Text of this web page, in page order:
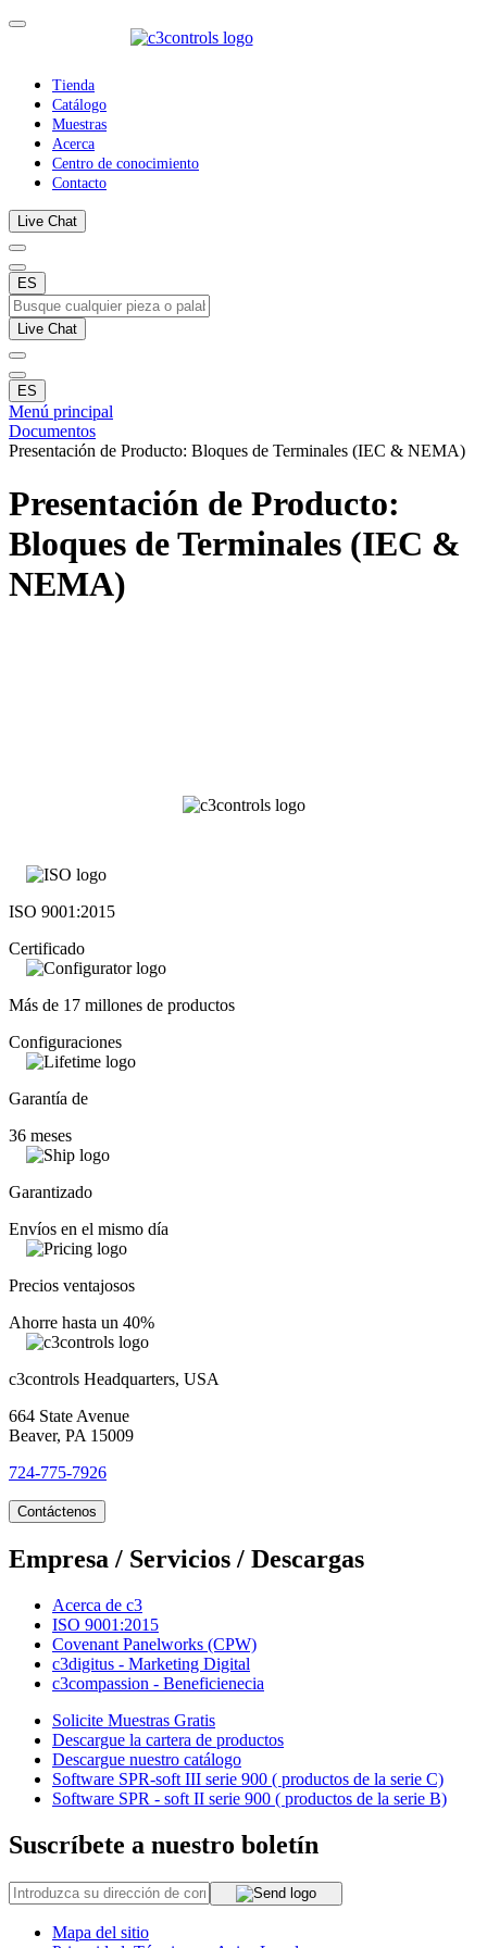
Tienda
Catálogo
Muestras
Acerca
Centro de conocimiento
Contacto
Live Chat
ES
Live Chat
ES
Menú principal
Documentos
Presentación de Producto: Bloques de Terminales (IEC & NEMA)
Presentación de Producto:
Bloques de Terminales (IEC &
NEMA)
ISO 9001:2015
Certificado
Más de 17 millones de productos
Configuraciones
Garantía de
36 meses
Garantizado
Envíos en el mismo día
Precios ventajosos
Ahorre hasta un 40%
c3controls Headquarters, USA
664 State Avenue
Beaver, PA 15009
724-775-7926
Contáctenos
Empresa / Servicios / Descargas
Acerca de c3
ISO 9001:2015
Covenant Panelworks (CPW)
c3digitus - Marketing Digital
c3compassion - Beneficienecia
Solicite Muestras Gratis
Descargue la cartera de productos
Descargue nuestro catálogo
Software SPR-soft III serie 900 ( productos de la serie C)
Software SPR - soft II serie 900 ( productos de la serie B)
Suscríbete a nuestro boletín
Mapa del sitio